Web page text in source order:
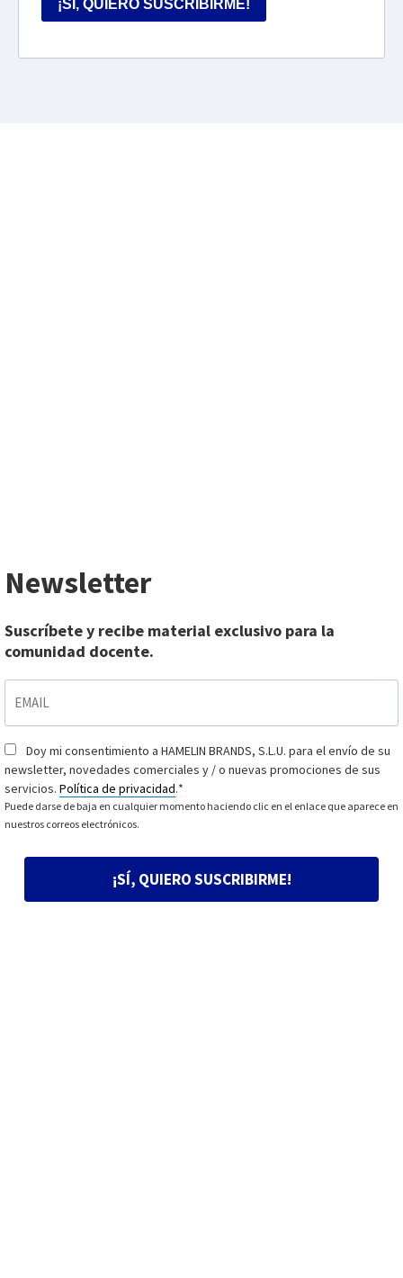
Newsletter
Suscríbete y recibe material exclusivo para la
comunidad docente.
Consentimiento*
Doy mi consentimiento a HAMELIN BRANDS, S.L.U. para el envío de su
newsletter, novedades comerciales y / o nuevas promociones de sus
servicios. Política de privacidad.*
Puede darse de baja en cualquier momento haciendo clic en el enlace que aparece en
nuestros correos electrónicos.